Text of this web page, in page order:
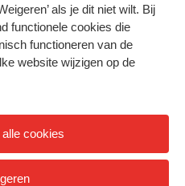
als je dit niet wilt. Bij
functionele cookies die
functioneren van de
website wijzigen op de
cookies